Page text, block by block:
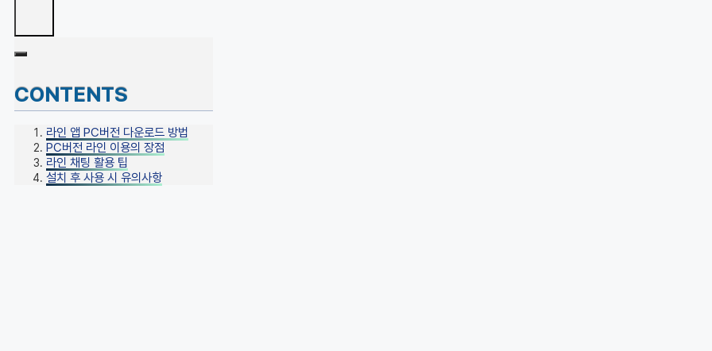
CONTENTS
라인 앱 PC버전 다운로드 방법
PC버전 라인 이용의 장점
라인 채팅 활용 팁
설치 후 사용 시 유의사항